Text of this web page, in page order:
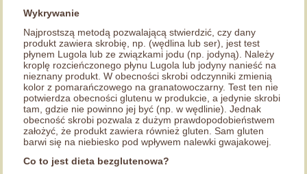
Wykrywanie
Najprostszą metodą pozwalającą stwierdzić, czy dany
produkt zawiera skrobię, np. (wędlina lub ser), jest test
płynem Lugola lub ze związkami jodu (np. jodyną). Należy
kroplę rozcieńczonego płynu Lugola lub jodyny nanieść na
nieznany produkt. W obecności skrobi odczynniki zmienią
kolor z pomarańczowego na granatowoczarny. Test ten nie
potwierdza obecności glutenu w produkcie, a jedynie skrobi
tam, gdzie nie powinno jej być (np. w wędlinie). Jednak
obecność skrobi pozwala z dużym prawdopodobieństwem
założyć, że produkt zawiera również gluten. Sam gluten
barwi się na niebiesko pod wpływem nalewki gwajakowej.
Co to jest dieta bezglutenowa?